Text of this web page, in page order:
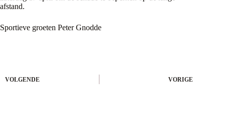
afstand.
Sportieve groeten Peter Gnodde
VORIGE
VOLGENDE